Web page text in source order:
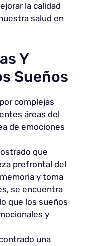
la calidad
salud en
Y
Sueños
complejas
áreas del
de emociones
que
prefrontal del
y toma
se encuentra
que los sueños
y
una